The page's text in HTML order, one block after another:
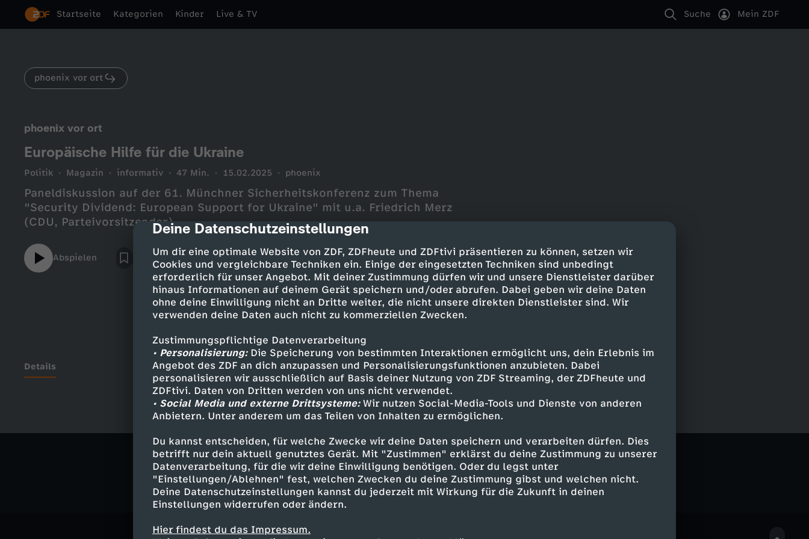
cmp-dialog-description
Deine Datenschutzeinstellungen
Um dir eine optimale Website von ZDF, ZDFheute und ZDFtivi präsentieren zu können, setzen wir
Cookies und vergleichbare Techniken ein. Einige der eingesetzten Techniken sind unbedingt
erforderlich für unser Angebot. Mit deiner Zustimmung dürfen wir und unsere Dienstleister darüber
hinaus Informationen auf deinem Gerät speichern und/oder abrufen. Dabei geben wir deine Daten
ohne deine Einwilligung nicht an Dritte weiter, die nicht unsere direkten Dienstleister sind. Wir
verwenden deine Daten auch nicht zu kommerziellen Zwecken.
Zustimmungspflichtige Datenverarbeitung
• Personalisierung:Die Speicherung von bestimmten Interaktionen ermöglicht uns, dein Erlebnis im
Angebot des ZDF an dich anzupassen und Personalisierungsfunktionen anzubieten. Dabei
personalisieren wir ausschließlich auf Basis deiner Nutzung von ZDF Streaming, der ZDFheute und
ZDFtivi. Daten von Dritten werden von uns nicht verwendet.
• Social Media und externe Drittsysteme:Wir nutzen Social-Media-Tools und Dienste von anderen
Anbietern. Unter anderem um das Teilen von Inhalten zu ermöglichen.
Du kannst entscheiden, für welche Zwecke wir deine Daten speichern und verarbeiten dürfen. Dies
betrifft nur dein aktuell genutztes Gerät. Mit "Zustimmen" erklärst du deine Zustimmung zu unserer
Datenverarbeitung, für die wir deine Einwilligung benötigen. Oder du legst unter
"Einstellungen/Ablehnen" fest, welchen Zwecken du deine Zustimmung gibst und welchen nicht.
Deine Datenschutzeinstellungen kannst du jederzeit mit Wirkung für die Zukunft in deinen
Einstellungen widerrufen oder ändern.
Hier findest du das Impressum.
Startseite Kategorien Kinder Live & TV Suche Mein ZDF
phoenix vor ort
phoenix vor ort
Europäische Hilfe für die Ukraine
Politik Magazin informativ 47 Min. 15.02.2025 phoenix
Paneldiskussion auf der 61. Münchner Sicherheitskonferenz zum Thema
"Security Dividend: European Support for Ukraine" mit u.a. Friedrich Merz
(CDU, Parteivorsitzender)
Abspielen
Details
Ähnliche Inhalte entdecken
Politik Magazin informativ phoenix vor ort